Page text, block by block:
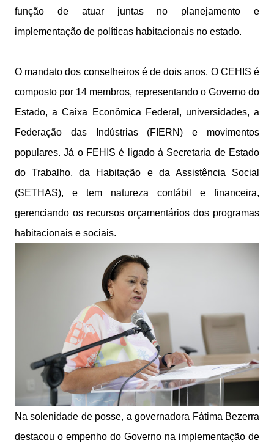
função de atuar juntas no planejamento e
implementação de políticas habitacionais no estado.
O mandato dos conselheiros é de dois anos. O CEHIS é
composto por 14 membros, representando o Governo do
Estado, a Caixa Econômica Federal, universidades, a
Federação das Indústrias (FIERN) e movimentos
populares. Já o FEHIS é ligado à Secretaria de Estado
do Trabalho, da Habitação e da Assistência Social
(SETHAS), e tem natureza contábil e financeira,
gerenciando os recursos orçamentários dos programas
habitacionais e sociais.
Na solenidade de posse, a governadora Fátima Bezerra
destacou o empenho do Governo na implementação de